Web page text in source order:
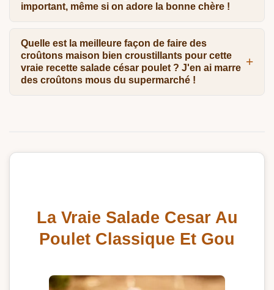
important, même si on adore la bonne chère !
Quelle est la meilleure façon de faire des
croûtons maison bien croustillants pour cette
vraie recette salade césar poulet ? J'en ai marre
des croûtons mous du supermarché !
La Vraie Salade Cesar Au
Poulet Classique Et Gou